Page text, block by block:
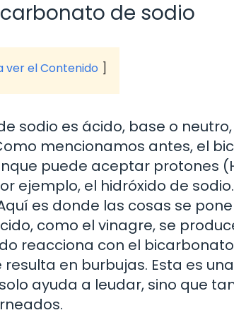
de sodio
ver el Contenido
sodio es ácido, base o
mencionamos antes, el
puede aceptar protones
ejemplo, el hidróxido de
es donde las cosas se
como el vinagre, se
reacciona con el
en burbujas. Esta es
ayuda a leudar, sino que